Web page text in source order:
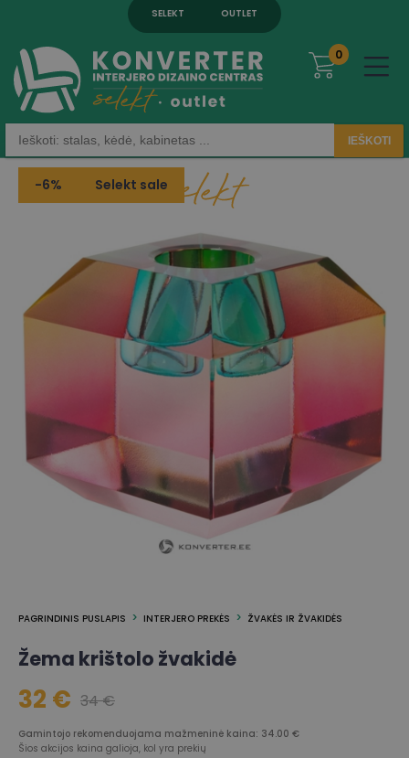
SELEKT OUTLET
0
IEŠKOTI
-6% Selekt sale
PAGRINDINIS PUSLAPIS INTERJERO PREKĖS ŽVAKĖS IR ŽVAKIDĖS
Žema krištolo žvakidė
32 € 34 €
Gamintojo rekomenduojama mažmeninė kaina: 34.00 €
Šios akcijos kaina galioja, kol yra prekių